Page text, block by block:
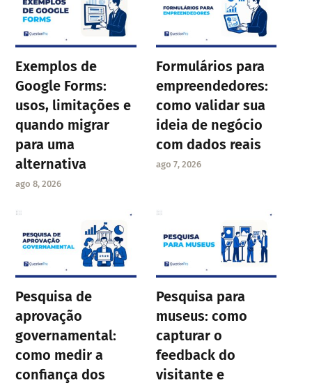
Exemplos de
Google Forms:
usos, limitações e
quando migrar
para uma
alternativa
ago 8, 2026
Formulários para
empreendedores:
como validar sua
ideia de negócio
com dados reais
ago 7, 2026
Pesquisa de
aprovação
governamental:
como medir a
confiança dos
Pesquisa para
museus: como
capturar o
feedback do
visitante e